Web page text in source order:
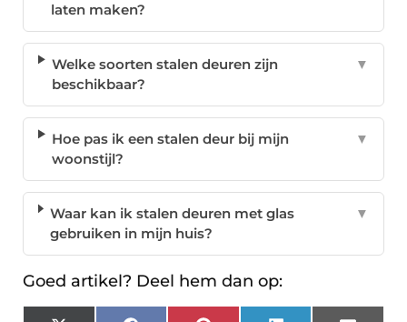
laten maken?
Welke soorten stalen deuren zijn
beschikbaar?
▼
Hoe pas ik een stalen deur bij mijn
woonstijl?
▼
Waar kan ik stalen deuren met glas
gebruiken in mijn huis?
▼
Goed artikel? Deel hem dan op: